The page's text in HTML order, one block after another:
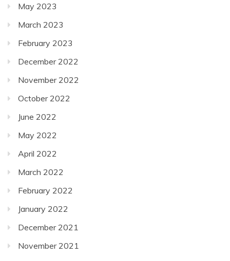
May 2023
March 2023
February 2023
December 2022
November 2022
October 2022
June 2022
May 2022
April 2022
March 2022
February 2022
January 2022
December 2021
November 2021